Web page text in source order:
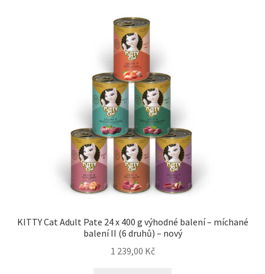
KITTY Cat Adult Pate 24 x 400 g výhodné balení – míchané
balení II (6 druhů) – nový
1 239,00 Kč